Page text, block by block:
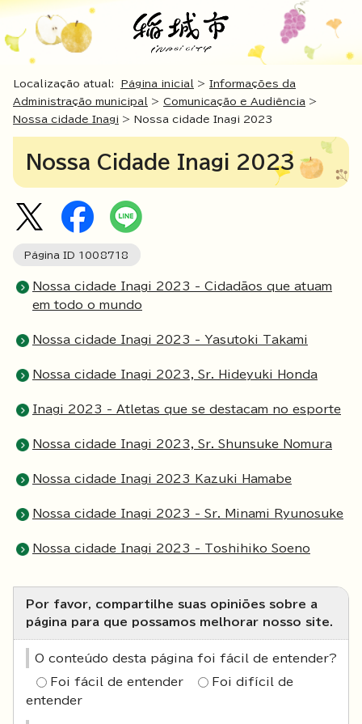
Localização atual: Página inicial > Informações da
Administração municipal
> Comunicação e Audiência >
Nossa cidade Inagi > Nossa cidade Inagi 2023
Nossa Cidade Inagi 2023
Página ID 1008718
Nossa cidade Inagi 2023 - Cidadãos que atuam
em todo o mundo
Nossa cidade Inagi 2023 - Yasutoki Takami
Nossa cidade Inagi 2023, Sr. Hideyuki Honda
Inagi 2023 - Atletas que se destacam no esporte
Nossa cidade Inagi 2023, Sr. Shunsuke Nomura
Nossa cidade Inagi 2023 Kazuki Hamabe
Nossa cidade Inagi 2023 - Sr. Minami Ryunosuke
Nossa cidade Inagi 2023 - Toshihiko Soeno
Por favor, compartilhe suas opiniões sobre a
página para que possamos melhorar nosso site.
O conteúdo desta página foi fácil de entender?
Foi fácil de entender
Foi difícil de
entender